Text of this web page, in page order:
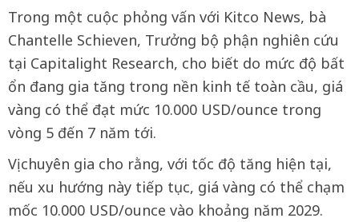
Trong một cuộc phỏng vấn với Kitco News, bà
Chantelle Schieven, Trưởng bộ phận nghiên cứu
tại Capitalight Research, cho biết do mức độ bất
ổn đang gia tăng trong nền kinh tế toàn cầu, giá
vàng có thể đạt mức 10.000 USD/ounce trong
vòng 5 đến 7 năm tới.
Vị chuyên gia cho rằng, với tốc độ tăng hiện tại,
nếu xu hướng này tiếp tục, giá vàng có thể chạm
mốc 10.000 USD/ounce vào khoảng năm 2029.